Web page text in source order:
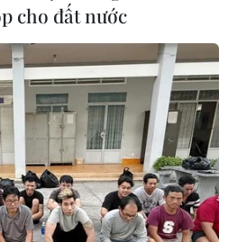
thuật số FTX thu hồi
án ở bang Delaware (Mỹ) cho
tài sản mà sàn giao dịch tiền
thu hồi từ Modulo
tiền mặt.
cho đất nước